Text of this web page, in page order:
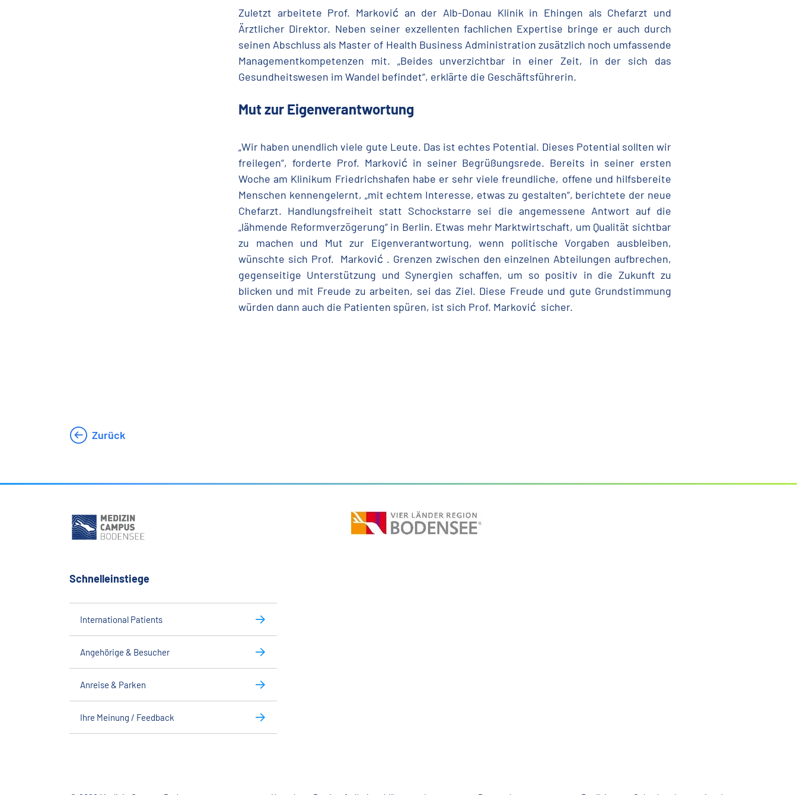
Zuletzt arbeitete Prof. Marković an der Alb-Donau Klinik in Ehingen als Chefarzt und
Ärztlicher Direktor. Neben seiner exzellenten fachlichen Expertise bringe er auch durch
seinen Abschluss als Master of Health Business Administration zusätzlich noch umfassende
Managementkompetenzen mit. „Beides unverzichtbar in einer Zeit, in der sich das
Gesundheitswesen im Wandel befindet“, erklärte die Geschäftsführerin.
Mut zur Eigenverantwortung
„Wir haben unendlich viele gute Leute. Das ist echtes Potential. Dieses Potential sollten wir
freilegen“, forderte Prof. Marković in seiner Begrüßungsrede. Bereits in seiner ersten
Woche am Klinikum Friedrichshafen habe er sehr viele freundliche, offene und hilfsbereite
Menschen kennengelernt, „mit echtem Interesse, etwas zu gestalten“, berichtete der neue
Chefarzt. Handlungsfreiheit statt Schockstarre sei die angemessene Antwort auf die
„lähmende Reformverzögerung“ in Berlin. Etwas mehr Marktwirtschaft, um Qualität sichtbar
zu machen und Mut zur Eigenverantwortung, wenn politische Vorgaben ausbleiben,
wünschte sich Prof. Marković . Grenzen zwischen den einzelnen Abteilungen aufbrechen,
gegenseitige Unterstützung und Synergien schaffen, um so positiv in die Zukunft zu
blicken und mit Freude zu arbeiten, sei das Ziel. Diese Freude und gute Grundstimmung
würden dann auch die Patienten spüren, ist sich Prof. Marković sicher.
Zurück
Schnelleinstiege
International Patients
Angehörige & Besucher
Anreise & Parken
Ihre Meinung / Feedback